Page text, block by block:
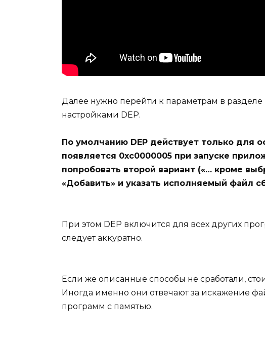
Далее нужно перейти к параметрам в
настройками DEP.
По умолчанию DEP действует только для
появляется 0xc0000005 при запуске
попробовать второй вариант («… кроме
«Добавить» и указать исполняемый файл
При этом DEP включится для всех других
следует аккуратно.
Если же описанные способы не сработали,
Иногда именно они отвечают за искажение
программ с памятью.